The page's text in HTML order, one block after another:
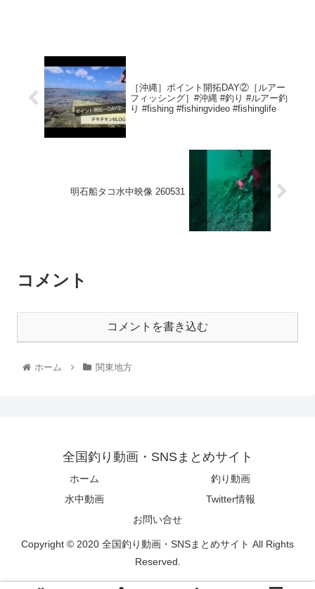
［沖縄］ポイント開拓DAY②［ルアー
フィッシング］#沖縄 #釣り #ルアー釣
り #fishing #fishingvideo #fishinglife
明石船タコ水中映像 260531
コメント
コメントを書き込む
ホーム 関東地方
全国釣り動画・SNSまとめサイト
ホーム
釣り動画
水中動画
Twitter情報
お問い合せ
Copyright © 2020 全国釣り動画・SNSまとめサイト All Rights
Reserved.